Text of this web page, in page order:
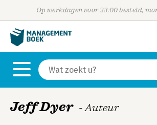
Op werkdagen voor 23:00 besteld,
Jeff Dyer - Auteur